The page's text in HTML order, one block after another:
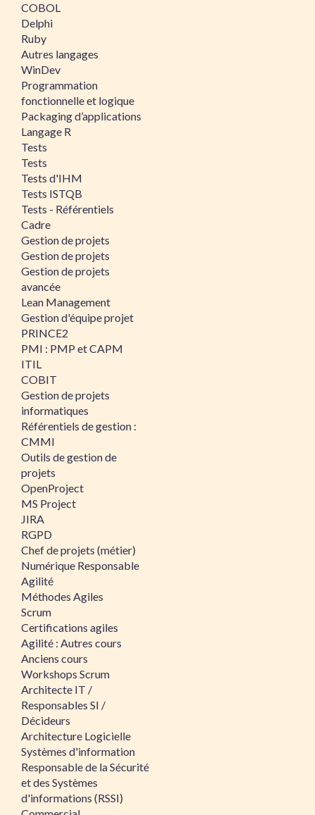
COBOL
Delphi
Ruby
Autres langages
WinDev
Programmation
fonctionnelle et logique
Packaging d’applications
Langage R
Tests
Tests
Tests d'IHM
Tests ISTQB
Tests - Référentiels
Cadre
Gestion de projets
Gestion de projets
Gestion de projets
avancée
Lean Management
Gestion d'équipe projet
PRINCE2
PMI : PMP et CAPM
ITIL
COBIT
Gestion de projets
informatiques
Référentiels de gestion :
CMMI
Outils de gestion de
projets
OpenProject
MS Project
JIRA
RGPD
Chef de projets (métier)
Numérique Responsable
Agilité
Méthodes Agiles
Scrum
Certifications agiles
Agilité : Autres cours
Anciens cours
Workshops Scrum
Architecte IT /
Responsables SI /
Décideurs
Architecture Logicielle
Systèmes d'information
Responsable de la Sécurité
et des Systèmes
d'informations (RSSI)